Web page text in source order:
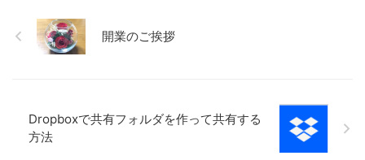
世代交代 税務調査の対応 税理
士が廃業（高齢） など。 お
開業のご挨拶
Dropboxで共有フォルダを作って共有する
方法